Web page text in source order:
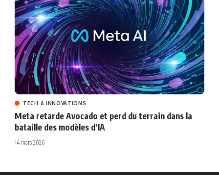
TECH & INNOVATIONS
Meta retarde Avocado et perd du terrain dans la
bataille des modèles d’IA
14 mars 2026